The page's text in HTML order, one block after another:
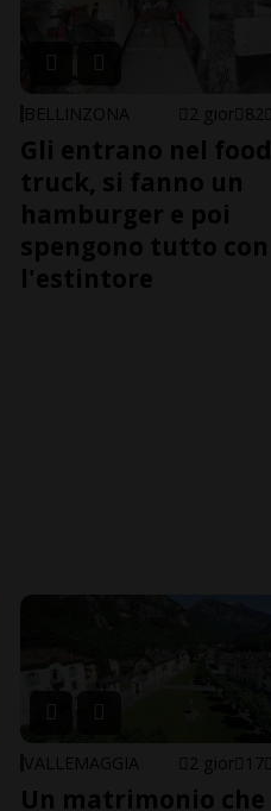
BELLINZONA 2 gior 82
Gli entrano nel food
truck, si fanno un
hamburger e poi
spengono tutto con
l'estintore
VALLEMAGGIA 2 gior 17
Un matrimonio che